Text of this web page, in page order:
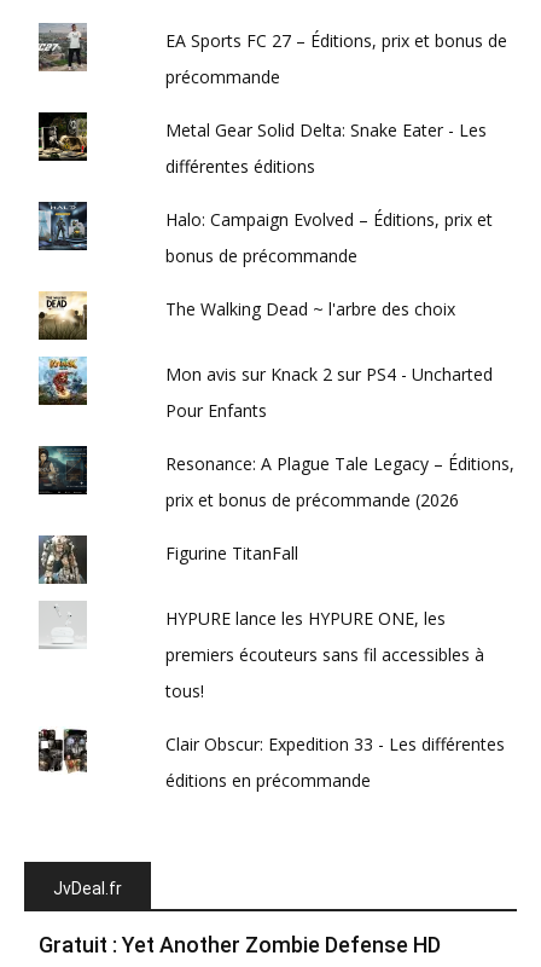
EA Sports FC 27 – Éditions, prix et bonus de
précommande
Metal Gear Solid Delta: Snake Eater - Les
différentes éditions
Halo: Campaign Evolved – Éditions, prix et
bonus de précommande
The Walking Dead ~ l'arbre des choix
Mon avis sur Knack 2 sur PS4 - Uncharted
Pour Enfants
Resonance: A Plague Tale Legacy – Éditions,
prix et bonus de précommande (2026
Figurine TitanFall
HYPURE lance les HYPURE ONE, les
premiers écouteurs sans fil accessibles à
tous!
Clair Obscur: Expedition 33 - Les différentes
éditions en précommande
JvDeal.fr
Gratuit : Yet Another Zombie Defense HD